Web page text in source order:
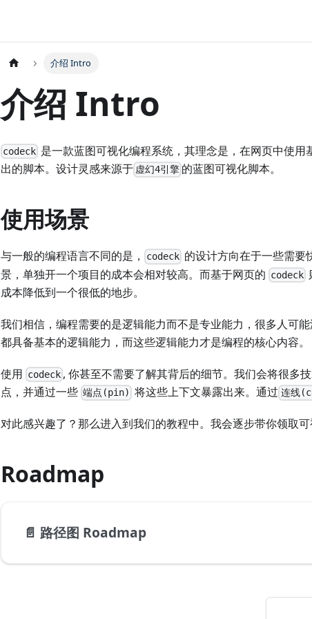
介绍 Intro
介绍 Intro
codeck 是一款蓝图可视化编程系统，其理念是，在网页中使
出的脚本。设计灵感来源于 虚幻4引擎 的蓝图可视化脚本。
使用场景
与一般的编程语言不同的是， codeck 的设计方向在于一些需要
景，单独开一个项目的成本会相对较高。而基于网页的 codeck
成本降低到一个很低的地步。
我们相信，编程需要的是逻辑能力而不是专业能力，很多人可
都具备基本的逻辑能力，而这些逻辑能力才是编程的核心内容。
使用 codeck , 你甚至不需要了解其背后的细节。我们会将很多
点，并通过一些 端点(pin) 将这些上下文暴露出来。通过 连线
对此感兴趣了？那么进入到我们的教程中。我会逐步带你领取可
Roadmap
📄️ 路径图 Roadmap